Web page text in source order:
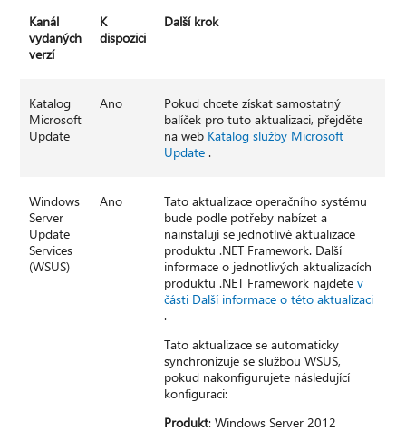
Kanál
vydaných
verzí
K
dispozici
Další krok
Katalog
Microsoft
Update
Ano
Pokud chcete získat samostatný
balíček pro tuto aktualizaci, přejděte
na web Katalog služby Microsoft
Update .
Windows
Server
Update
Services
(WSUS)
Ano
Tato aktualizace operačního systému
bude podle potřeby nabízet a
nainstalují se jednotlivé aktualizace
produktu .NET Framework. Další
informace o jednotlivých aktualizacích
produktu .NET Framework najdetev
části Další informace o této aktualizaci
.
Tato aktualizace se automaticky
synchronizuje se službou WSUS,
pokud nakonfigurujete následující
konfiguraci:
Produkt: Windows Server 2012